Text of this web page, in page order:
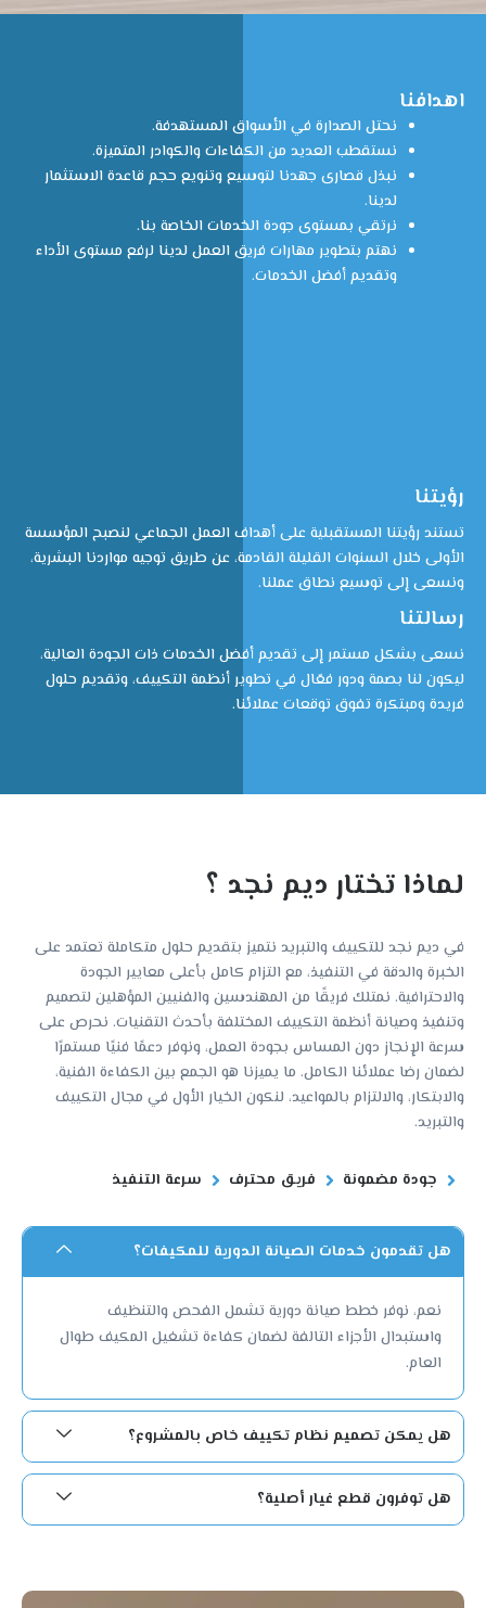
اهدافنا
نحتل الصدارة في الأسواق المستهدفة.
نستقطب العديد من الكفاءات والكوادر المتميزة.
نبذل قصارى جهدنا لتوسيع وتنويع حجم قاعدة الاستثمار
لدينا.
نرتقي بمستوى جودة الخدمات الخاصة بنا.
نهتم بتطوير مهارات فريق العمل لدينا لرفع مستوى الأداء
وتقديم أفضل الخدمات.
رؤيتنا
تستند رؤيتنا المستقبلية على أهداف العمل الجماعي لنصبح المؤسسة
الأولى خلال السنوات القليلة القادمة، عن طريق توجيه مواردنا البشرية،
ونسعى إلى توسيع نطاق عملنا.
رسالتنا
نسعى بشكل مستمر إلى تقديم أفضل الخدمات ذات الجودة العالية،
ليكون لنا بصمة ودور فعّال في تطوير أنظمة التكييف، وتقديم حلول
فريدة ومبتكرة تفوق توقعات عملائنا.
لماذا تختار ديم نجد ؟
في ديم نجد للتكييف والتبريد نتميز بتقديم حلول متكاملة تعتمد على
الخبرة والدقة في التنفيذ، مع التزام كامل بأعلى معايير الجودة
والاحترافية. نمتلك فريقًا من المهندسين والفنيين المؤهلين لتصميم
وتنفيذ وصيانة أنظمة التكييف المختلفة بأحدث التقنيات. نحرص على
سرعة الإنجاز دون المساس بجودة العمل، ونوفر دعمًا فنيًا مستمرًا
لضمان رضا عملائنا الكامل. ما يميزنا هو الجمع بين الكفاءة الفنية،
والابتكار، والالتزام بالمواعيد، لنكون الخيار الأول في مجال التكييف
والتبريد.
جودة مضمونة فريق محترف سرعة التنفيذ
هل تقدمون خدمات الصيانة الدورية للمكيفات؟
نعم، نوفر خطط صيانة دورية تشمل الفحص والتنظيف
واستبدال الأجزاء التالفة لضمان كفاءة تشغيل المكيف طوال
العام.
هل يمكن تصميم نظام تكييف خاص بالمشروع؟
هل توفرون قطع غيار أصلية؟